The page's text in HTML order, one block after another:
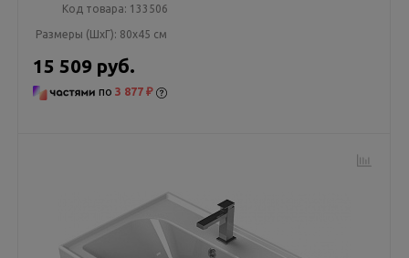
Код товара: 133506
Размеры (ШxГ): 80x45 см
15 509 руб.
по 3 877 ₽